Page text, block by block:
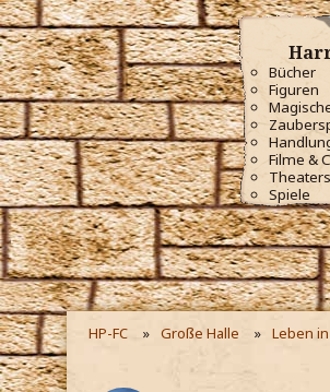
Bücher
Figuren
Filme &
Spiele
HP-FC Große Halle Leben